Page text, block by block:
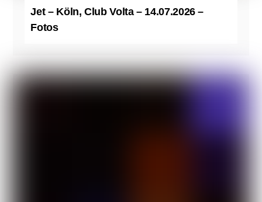
Jet – Köln, Club Volta – 14.07.2026 –
Fotos